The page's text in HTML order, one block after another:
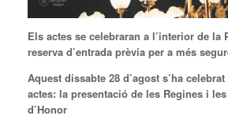
Els actes se celebraran a l’interior de la
reserva d’entrada prèvia per a més
Aquest dissabte 28 d’agost s’ha
actes: la presentació de les Regines i
d’Honor